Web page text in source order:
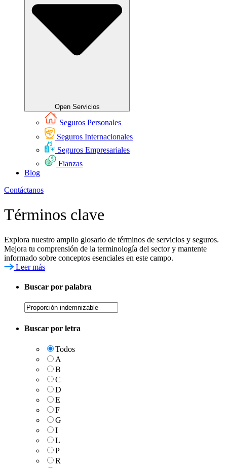
Open Servicios
Seguros Personales
Seguros Internacionales
Seguros Empresariales
Fianzas
Blog
Contáctanos
Términos clave
Explora nuestro amplio glosario de términos de servicios y seguros.
Mejora tu comprensión de la terminología del sector y mantente
informado sobre conceptos esenciales en este campo.
Leer más
Buscar por palabra
Buscar por letra
Todos
A
B
C
D
E
F
G
I
L
P
R